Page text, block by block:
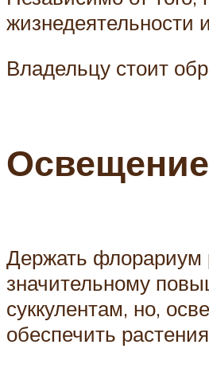
жизнедеятельности
Владельцу стоит
Освещение
Держать флорариум
значительному
суккулентам, но,
обеспечить